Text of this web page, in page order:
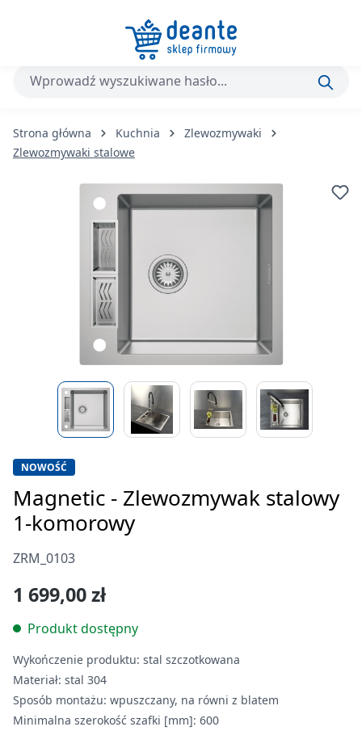
Przejdź do głównej zawartości
Strona główna Kuchnia
Zlewozmywaki
Zlewozmywaki stalowe
Pomiń galerię zdjęć
NOWOŚĆ
Magnetic - Zlewozmywak stalowy
1-komorowy
ZRM_0103
1 699,00 zł
Produkt dostępny
Wykończenie produktu: stal szczotkowana
Materiał: stal 304
Sposób montażu: wpuszczany, na równi z blatem
Minimalna szerokość szafki [mm]: 600